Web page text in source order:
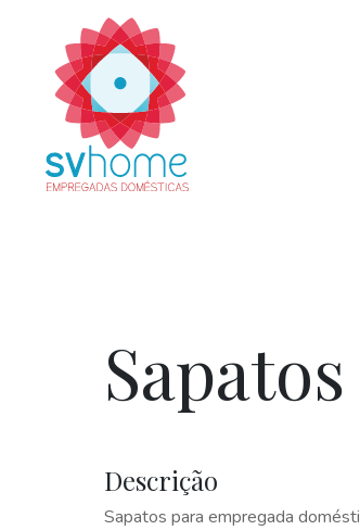
Descrição
Sapatos para empregada